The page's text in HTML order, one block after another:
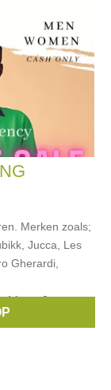
Merken zoals;
Jucca, Les
Gherardi,
,Jucca,